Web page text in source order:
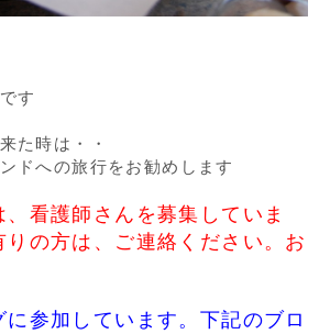
す
た時は・・
ドへの旅行をお勧めします
看護師さんを募集していま
の方は、ご連絡ください。お
参加しています。下記のブロ